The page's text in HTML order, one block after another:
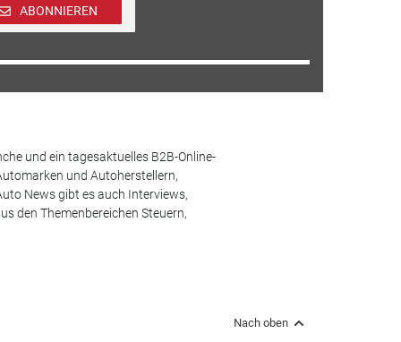
ABONNIEREN
und ein tagesaktuelles B2B-Online-
und Autoherstellern,
News gibt es auch Interviews,
den Themenbereichen Steuern,
Nach oben